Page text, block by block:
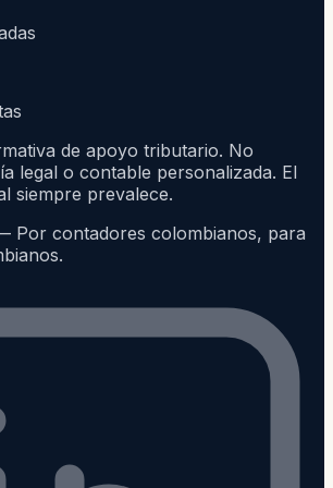
de apoyo tributario. No
legal o contable personalizada. El
siempre prevalece.
Por contadores colombianos, para